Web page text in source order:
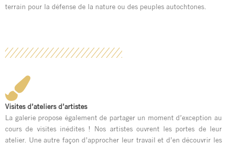
terrain pour la défense de la nature ou des peuples autochtones.
Visites d’ateliers d’artistes
La galerie propose également de partager un moment d’exception au
cours de visites inédites ! Nos artistes ouvrent les portes de leur
atelier. Une autre façon d’approcher leur travail et d’en découvrir les